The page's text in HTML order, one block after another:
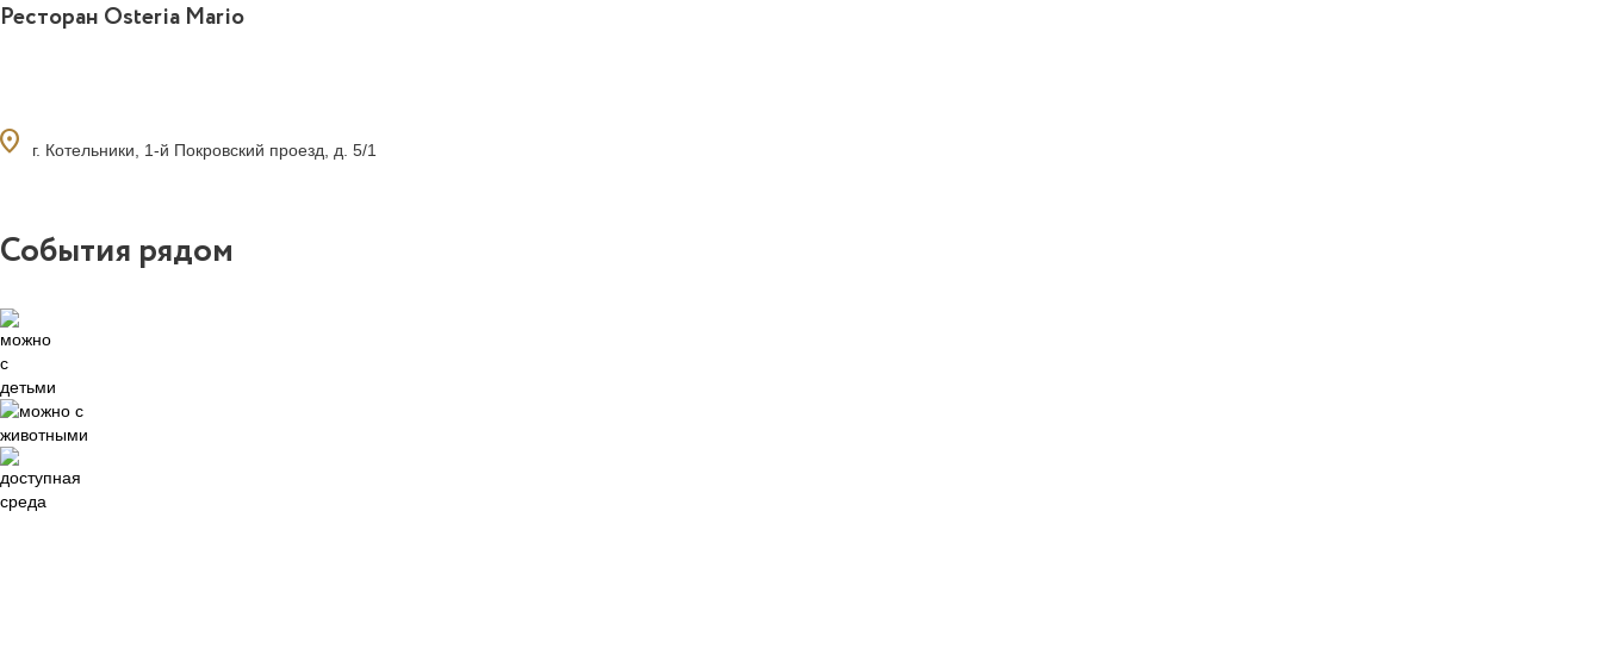
Ресторан Osteria Mario
г. Котельники, 1-й Покровский проезд, д. 5/1
События рядом